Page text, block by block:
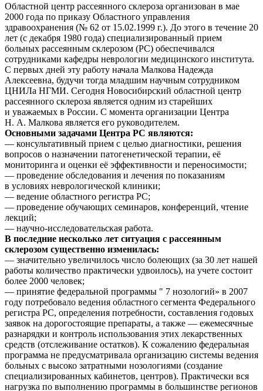
Областной центр рассеянного склероза организован в мае
2000 года по приказу Областного управления
здравоохранения (№ 62 от 15.02.1999 г.). До этого в течение 20
лет (с декабря 1980 года) специализированный прием
больных рассеянным склерозом (РС) обеспечивался
сотрудниками кафедры неврологии медицинского института.
С первых дней эту работу начала Малкова Надежда
Алексеевна, будучи тогда младшим научным сотрудником
ЦНИЛа НГМИ. Сегодня Новосибирский областной центр
рассеянного склероза является одним из старейших
и уважаемых в России. С момента организации Центра
Н. А. Малкова является его руководителем.
Основными задачами Центра РС являются:
— консультативный прием с целью диагностики, решения
вопросов о назначении патогенетической терапии, её
мониторинга и оценки её эффективности и переносимости;
— проведение обследования и лечения по показаниям
в условиях неврологической клиники;
— ведение областного регистра РС;
— проведение обучающих семинаров, конференций, чтение
лекций;
— научно-исследовательская работа.
В последние несколько лет ситуация с рассеянным
склерозом существенно изменилась:
— значительно увеличилось число болеющих (за 30 лет нашей
работы количество практически удвоилось), на учете состоит
более 2000 человек;
— принятие федеральной программы " 7 нозологий» в 2007
году потребовало ведения областного сегмента Федерального
регистра РС, определения потребности, составления годовых
заявок на дорогостоящие препараты, а также — ежемесячные
разнарядки и контроль использования этих лекарственных
средств (отслеживание остатков). К сожалению федеральная
программа не предусматривала организацию системы ведения
больных с высоко затратными нозологиями (создание
специализированных кабинетов, центров). Практически вся
нагрузка по выполнению программы в большинстве регионов